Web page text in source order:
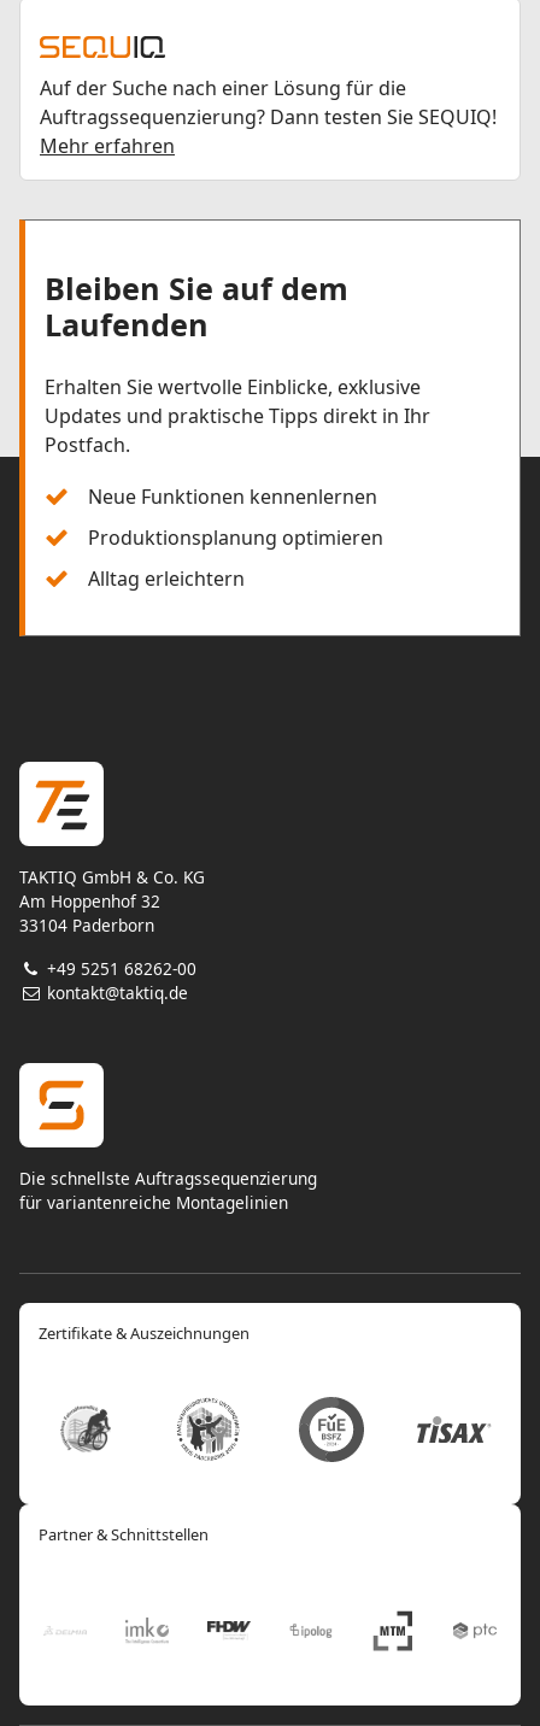
Auf der Suche nach einer Lösung für die
Auftragssequenzierung? Dann testen Sie SEQUIQ!
Mehr erfahren
Bleiben Sie auf dem
Laufenden
Erhalten Sie wertvolle Einblicke, exklusive
Updates und praktische Tipps direkt in Ihr
Postfach.
Neue Funktionen kennenlernen
Produktionsplanung optimieren
Alltag erleichtern
TAKTIQ GmbH & Co. KG
Am Hoppenhof 32
33104 Paderborn
+49 5251 68262-00
kontakt@taktiq.de
Die schnellste Auftragssequenzierung
für variantenreiche Montagelinien
Zertifikate & Auszeichnungen
Partner & Schnittstellen